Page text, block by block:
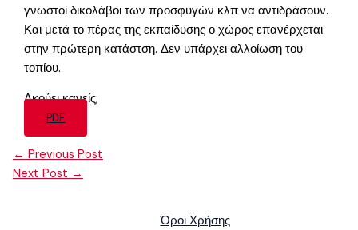
γνωστοί δικολάβοι των προσφυγών κλπ να αντιδράσουν.
Και μετά το πέρας της εκπαίδυσης ο χώρος επανέρχεται
στην πρώτερη κατάστση. Δεν υπάρχει αλλοίωση του
τοπίου.
Ακούει κανείς;
PDF
← Previous Post
Next Post →
Όροι Χρήσης